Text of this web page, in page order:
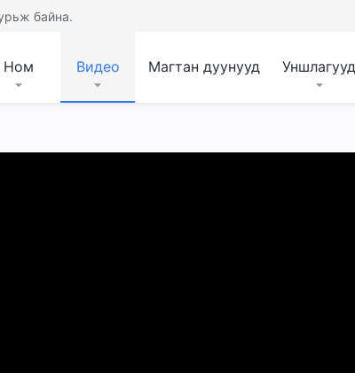
байна.
Ном Видео Магтан дуунууд Уншлагууд